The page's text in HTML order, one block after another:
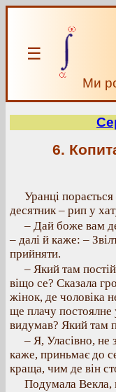
☰
Ми
6.
Уранці
десятник – рип у
– Дай боже вам
– далі й каже: –
прийняти.
– Який там
віщо се? Сказала
жінок, де чоловіка
ще плачу постоялне
видумав? Який там
– Я, Уласівно, не
каже, приньмає до
краща, чим де він
Подумала Векла,